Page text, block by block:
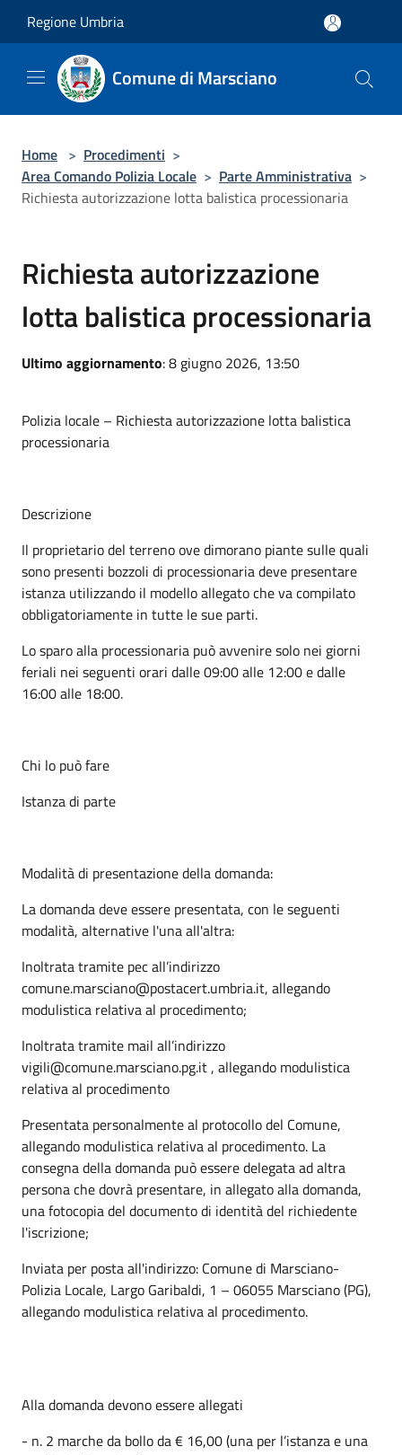
Regione Umbria
Comune di Marsciano
Home > Procedimenti >
Area Comando Polizia Locale > Parte Amministrativa >
Richiesta autorizzazione lotta balistica processionaria
Richiesta autorizzazione
lotta balistica processionaria
Ultimo aggiornamento: 8 giugno 2026, 13:50
Polizia locale – Richiesta autorizzazione lotta balistica
processionaria
Descrizione
Il proprietario del terreno ove dimorano piante sulle quali
sono presenti bozzoli di processionaria deve presentare
istanza utilizzando il modello allegato che va compilato
obbligatoriamente in tutte le sue parti.
Lo sparo alla processionaria può avvenire solo nei giorni
feriali nei seguenti orari dalle 09:00 alle 12:00 e dalle
16:00 alle 18:00.
Chi lo può fare
Istanza di parte
Modalità di presentazione della domanda:
La domanda deve essere presentata, con le seguenti
modalità, alternative l'una all'altra:
Inoltrata tramite pec all’indirizzo
comune.marsciano@postacert.umbria.it, allegando
modulistica relativa al procedimento;
Inoltrata tramite mail all’indirizzo
vigili@comune.marsciano.pg.it , allegando modulistica
relativa al procedimento
Presentata personalmente al protocollo del Comune,
allegando modulistica relativa al procedimento. La
consegna della domanda può essere delegata ad altra
persona che dovrà presentare, in allegato alla domanda,
una fotocopia del documento di identità del richiedente
l'iscrizione;
Inviata per posta all'indirizzo: Comune di Marsciano-
Polizia Locale, Largo Garibaldi, 1 – 06055 Marsciano (PG),
allegando modulistica relativa al procedimento.
Alla domanda devono essere allegati
- n. 2 marche da bollo da € 16,00 (una per l’istanza e una